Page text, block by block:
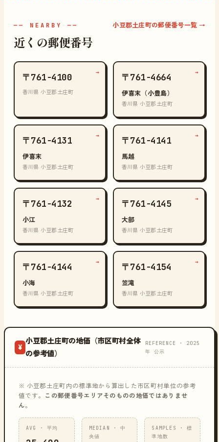
—— NEARBY ——
近くの郵便番号
小豆郡土庄町の郵便番号一覧 →
〒761-4100
香川県 小豆郡土庄町
→ 〒761-4664
伊喜末（小豊島）
香川県 小豆郡土庄町
→
〒761-4131
伊喜末
香川県 小豆郡土庄町
→ 〒761-4141
馬越
香川県 小豆郡土庄町
→
〒761-4132
小江
香川県 小豆郡土庄町
→ 〒761-4145
大部
香川県 小豆郡土庄町
→
〒761-4144
小海
香川県 小豆郡土庄町
→ 〒761-4154
笠滝
香川県 小豆郡土庄町
→
¥
小豆郡土庄町の地価（市区町村全体
の参考値）
REFERENCE · 2025
年 公示
※ 小豆郡土庄町内の標準地から算出した市区町村単位の参考
値です。
この郵便番号エリアそのものの地価ではありませ
ん。
AVG · 平均
MEDIAN · 中
央値
SAMPLES · 標
準地数